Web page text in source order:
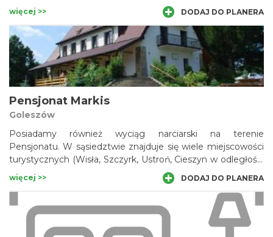
tym malowniczym mieście znajduje się Willa Emilia –
miejsce stworzone dla miłośników odpoczynku na łonie
natury.
więcej >> DODAJ DO PLANERA
Pensjonat Markis
Goleszów
Posiadamy również wyciąg narciarski na terenie
Pensjonatu. W sąsiedztwie znajduje się wiele miejscowości
turystycznych (Wisła, Szczyrk, Ustroń, Cieszyn w odległości
6 km), które zapewnią państwu wiele atrakcji.
więcej >> DODAJ DO PLANERA